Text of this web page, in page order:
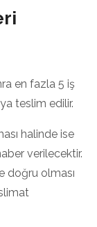
en fazla 5 iş
teslim edilir.
halinde ise
verilecektir.
doğru olması